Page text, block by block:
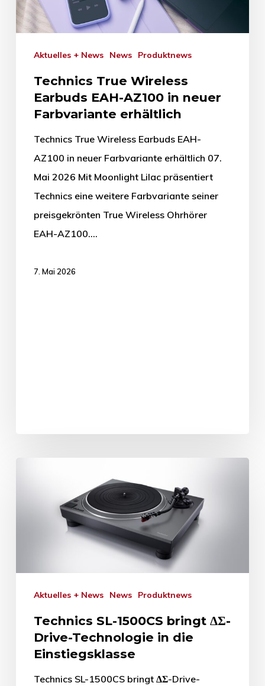
Aktuelles + News News Produktnews
Technics True Wireless
Earbuds EAH-AZ100 in neuer
Farbvariante erhältlich
Technics True Wireless Earbuds EAH-
AZ100 in neuer Farbvariante erhältlich 07.
Mai 2026 Mit Moonlight Lilac präsentiert
Technics eine weitere Farbvariante seiner
preisgekrönten True Wireless Ohrhörer
EAH-AZ100.…
7. Mai 2026
Aktuelles + News News Produktnews
Technics SL-1500CS bringt ΔΣ-
Drive-Technologie in die
Einstiegsklasse
Technics SL-1500CS bringt ΔΣ-Drive-